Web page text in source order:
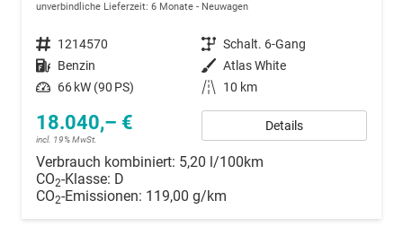
unverbindliche Lieferzeit: 6 Monate Neuwagen
Fahrzeugnummer 1214570 Getriebe Schalt. 6-Gang
Kraftstoff Benzin Außenfarbe Atlas White
Leistung 66 kW (90 PS) Kilometerstand 10 km
18.040,– €
incl. 19% MwSt.
Details
Verbrauch kombiniert: 5,20 l/100km
CO2-Klasse: D
CO2-Emissionen: 119,00 g/km